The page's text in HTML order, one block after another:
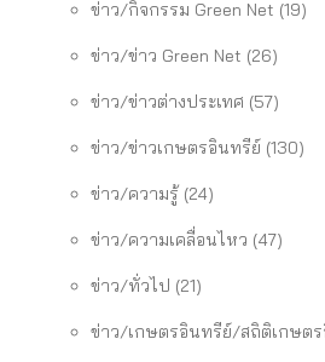
ข่าว/กิจกรรม Green Net (19)
ข่าว/ข่าว Green Net (26)
ข่าว/ข่าวต่างประเทศ (57)
ข่าว/ข่าวเกษตรอินทรีย์ (130)
ข่าว/ความรู้ (24)
ข่าว/ความเคลื่อนไหว (47)
ข่าว/ทั่วไป (21)
ข่าว/เกษตรอินทรีย์/สถิติเกษตร